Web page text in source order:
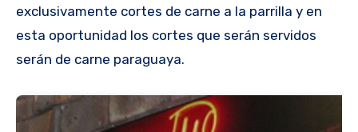
exclusivamente cortes de carne a la parrilla y en
esta oportunidad los cortes que serán servidos
serán de carne paraguaya.